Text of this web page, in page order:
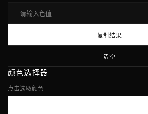
复制结果
清空
颜色选择器
点击选取颜色